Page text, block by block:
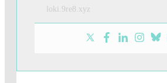
loki.9re8.xyz